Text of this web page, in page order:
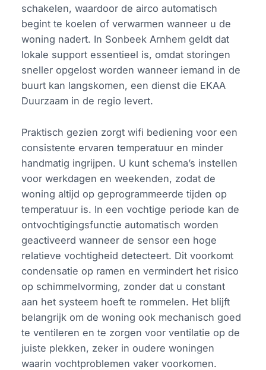
schakelen, waardoor de airco automatisch
begint te koelen of verwarmen wanneer u de
woning nadert. In Sonbeek Arnhem geldt dat
lokale support essentieel is, omdat storingen
sneller opgelost worden wanneer iemand in de
buurt kan langskomen, een dienst die EKAA
Duurzaam in de regio levert.
Praktisch gezien zorgt wifi bediening voor een
consistente ervaren temperatuur en minder
handmatig ingrijpen. U kunt schema’s instellen
voor werkdagen en weekenden, zodat de
woning altijd op geprogrammeerde tijden op
temperatuur is. In een vochtige periode kan de
ontvochtigingsfunctie automatisch worden
geactiveerd wanneer de sensor een hoge
relatieve vochtigheid detecteert. Dit voorkomt
condensatie op ramen en vermindert het risico
op schimmelvorming, zonder dat u constant
aan het systeem hoeft te rommelen. Het blijft
belangrijk om de woning ook mechanisch goed
te ventileren en te zorgen voor ventilatie op de
juiste plekken, zeker in oudere woningen
waarin vochtproblemen vaker voorkomen.